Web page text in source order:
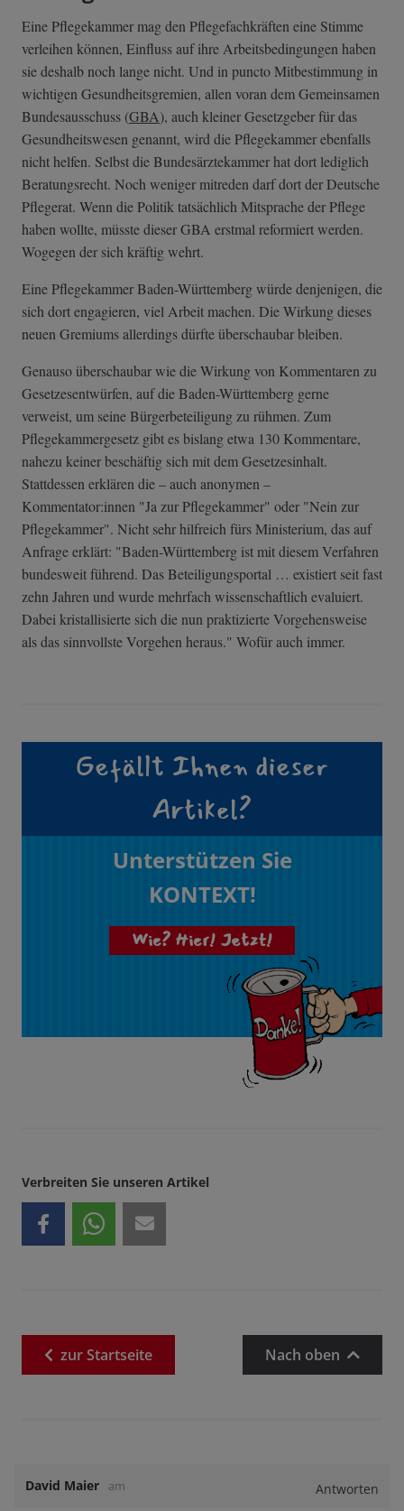
Eine Pflegekammer mag den Pflegefachkräften eine Stimme
verleihen können, Einfluss auf ihre Arbeitsbedingungen haben
sie deshalb noch lange nicht. Und in puncto Mitbestimmung in
wichtigen Gesundheitsgremien, allen voran dem Gemeinsamen
Bundesausschuss (GBA), auch kleiner Gesetzgeber für das
Gesundheitswesen genannt, wird die Pflegekammer ebenfalls
nicht helfen. Selbst die Bundesärztekammer hat dort lediglich
Beratungsrecht. Noch weniger mitreden darf dort der Deutsche
Pflegerat. Wenn die Politik tatsächlich Mitsprache der Pflege
haben wollte, müsste dieser GBA erstmal reformiert werden.
Wogegen der sich kräftig wehrt.
Eine Pflegekammer Baden-Württemberg würde denjenigen, die
sich dort engagieren, viel Arbeit machen. Die Wirkung dieses
neuen Gremiums allerdings dürfte überschaubar bleiben.
Genauso überschaubar wie die Wirkung von Kommentaren zu
Gesetzesentwürfen, auf die Baden-Württemberg gerne
verweist, um seine Bürgerbeteiligung zu rühmen. Zum
Pflegekammergesetz gibt es bislang etwa 130 Kommentare,
nahezu keiner beschäftig sich mit dem Gesetzesinhalt.
Stattdessen erklären die – auch anonymen –
Kommentator:innen "Ja zur Pflegekammer" oder "Nein zur
Pflegekammer". Nicht sehr hilfreich fürs Ministerium, das auf
Anfrage erklärt: "Baden-Württemberg ist mit diesem Verfahren
bundesweit führend. Das Beteiligungsportal … existiert seit fast
zehn Jahren und wurde mehrfach wissenschaftlich evaluiert.
Dabei kristallisierte sich die nun praktizierte Vorgehensweise
als das sinnvollste Vorgehen heraus." Wofür auch immer.
Gefällt Ihnen dieser
Artikel?
Unterstützen Sie
KONTEXT!
Wie? Hier! Jetzt!
Verbreiten Sie unseren Artikel
zurStartseite Nach oben
David Maier am Antworten